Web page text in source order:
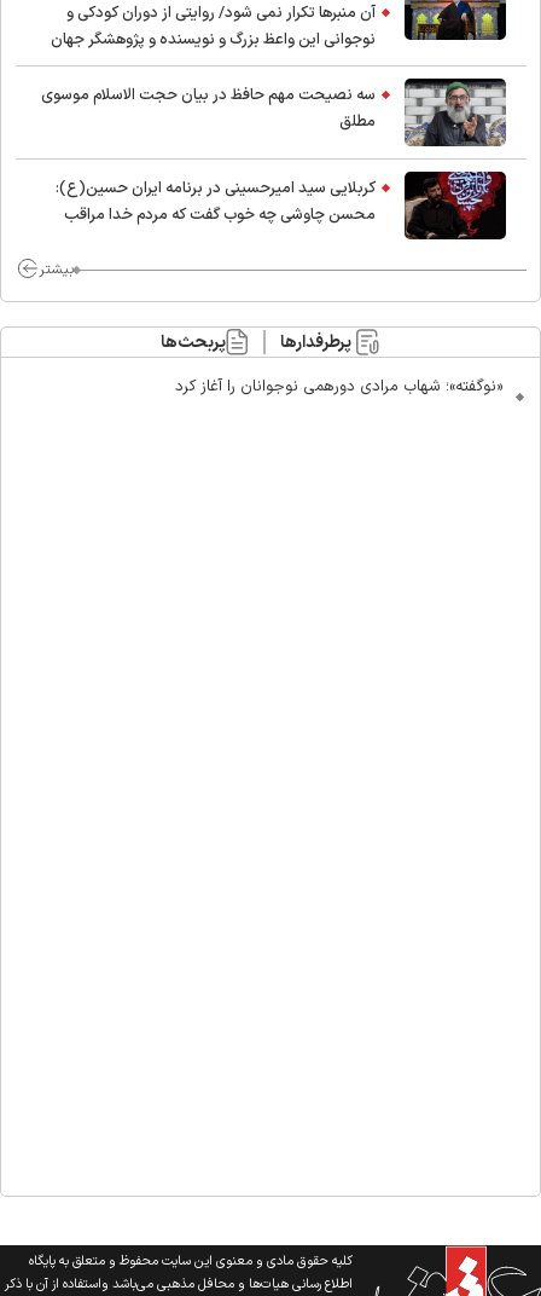
آن منبرها تکرار نمی شود/ روایتی از دوران کودکی و
نوجوانی این واعظ بزرگ و نویسنده و پژوهشگر جهان
اسلام
سه نصیحت مهم حافظ در بیان حجت الاسلام موسوی
مطلق
کربلایی سید امیر‌حسینی در برنامه ایران حسین(ع):
محسن چاوشی چه خوب گفت که مردم خدا مراقب
بیشتر
پرطرفدارها پربحث‌ها
«نوگفته»؛ شهاب مرادی دورهمی نوجوانان را آغاز کرد
کلیه حقوق مادی و معنوی این سایت محفوظ و متعلق به پایگاه
اطلاع رسانی هیات‌ها و محافل مذهبی می‌باشد واستفاده از آن با ذکر